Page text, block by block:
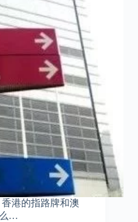
港的指路牌和澳
…